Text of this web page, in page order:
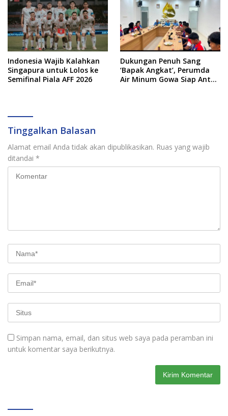
Indonesia Wajib Kalahkan
Singapura untuk Lolos ke
Semifinal Piala AFF 2026
Dukungan Penuh Sang
‘Bapak Angkat’, Perumda
Air Minum Gowa Siap Antar
Tinggalkan Balasan
Alamat email Anda tidak akan dipublikasikan. Ruas yang wajib
ditandai *
Simpan nama, email, dan situs web saya pada peramban ini
untuk komentar saya berikutnya.